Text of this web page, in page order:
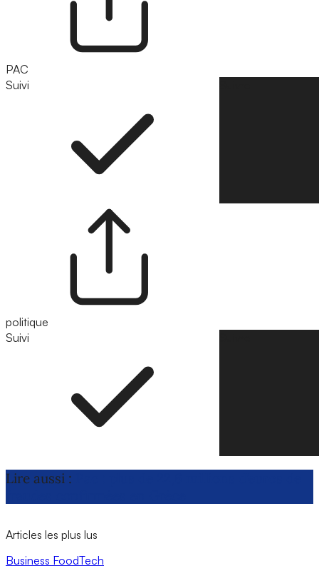
PAC
Suivi
politique
Suivi
Lire aussi :
Articles les plus lus
Business FoodTech